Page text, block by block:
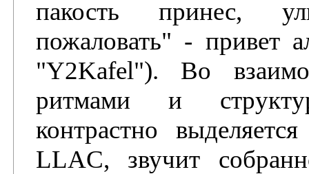
пакость принес,
пожаловать" - привет
"Y2Kafel"). Во
ритмами и
контрастно
LLAC, звучит